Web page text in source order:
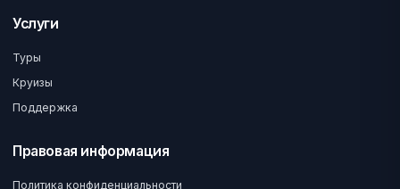
Услуги
Туры
Круизы
Поддержка
Правовая информация
Политика конфиденциальности